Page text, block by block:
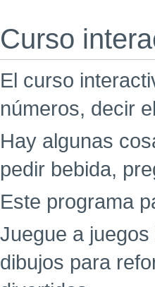
Curso
El curso
números, decir
Hay algunas
pedir bebida,
Este programa
Juegue a
dibujos para